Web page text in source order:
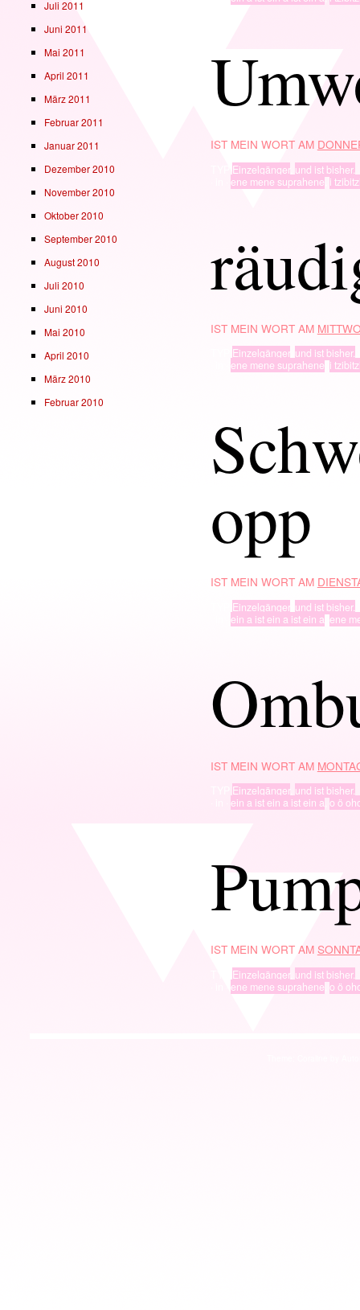
IST MEIN WORT AM
Einzelgänger, und ist bisher.
ene mene suprahene,i
IST MEIN WORT AM
Einzelgänger, und ist bisher.
ene mene suprahene,i
opp
IST MEIN WORT AM
Einzelgänger, und ist bisher.
ein a ist ein a ist ein a,ene
IST MEIN WORT AM
Einzelgänger, und ist bisher.
ein a ist ein a ist ein a,o ö
IST MEIN WORT AM
Einzelgänger, und ist bisher.
ene mene suprahene,o ö
Juli 2011
Juni 2011
Mai 2011
April 2011
März 2011
Februar 2011
Januar 2011
Dezember 2010
November 2010
Oktober 2010
September 2010
August 2010
Juli 2010
Juni 2010
Mai 2010
April 2010
März 2010
Februar 2010